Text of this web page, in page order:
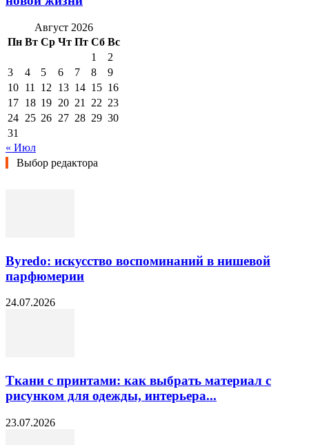
Август 2026
Пн Вт Ср Чт Пт Сб Вс
1
2
3
4 5 6 7 8
9
10 11 12 13 14 15 16
17 18 19 20 21 22 23
24 25 26 27 28 29 30
31
« Июл
Выбор редактора
Byredo: искусство воспоминаний в нишевой
парфюмерии
24.07.2026
Ткани с принтами: как выбрать материал с
рисунком для одежды, интерьера...
23.07.2026